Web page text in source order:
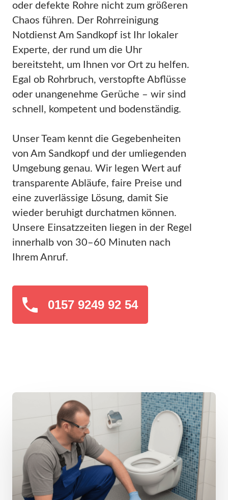
oder defekte Rohre nicht zum größeren
Chaos führen. Der Rohrreinigung
Notdienst Am Sandkopf ist Ihr lokaler
Experte, der rund um die Uhr
bereitsteht, um Ihnen vor Ort zu helfen.
Egal ob Rohrbruch, verstopfte Abflüsse
oder unangenehme Gerüche – wir sind
schnell, kompetent und bodenständig.
Unser Team kennt die Gegebenheiten
von Am Sandkopf und der umliegenden
Umgebung genau. Wir legen Wert auf
transparente Abläufe, faire Preise und
eine zuverlässige Lösung, damit Sie
wieder beruhigt durchatmen können.
Unsere Einsatzzeiten liegen in der Regel
innerhalb von 30–60 Minuten nach
Ihrem Anruf.
0157 9249 92 54